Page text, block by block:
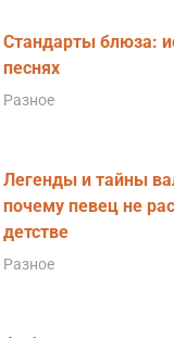
Стандарты блюза:
песнях
Разное
Легенды и тайны
почему певец не
детстве
Разное